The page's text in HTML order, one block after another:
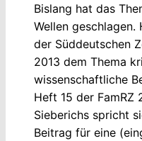
Bislang hat das
Wellen
der Süddeutschen
2013 dem Thema
wissenschaftliche
Heft 15 der FamRZ
Sieberichs spricht
Beitrag für eine